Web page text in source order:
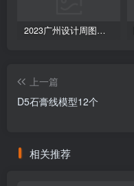
2023广州设计周图集更新至8000多张高清图+联系方式
上一篇
D5石膏线模型12个
相关推荐